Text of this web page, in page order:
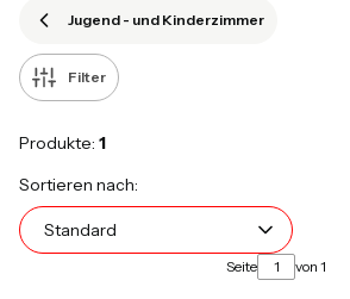
Jugend - und Kinderzimmer
Filter
Produkte: 1
Produktliste
Sortieren nach:
Standard
Seite von 1